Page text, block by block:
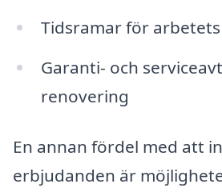
Tidsramar för
Garanti- och
renovering
En annan fördel med att
erbjudanden är